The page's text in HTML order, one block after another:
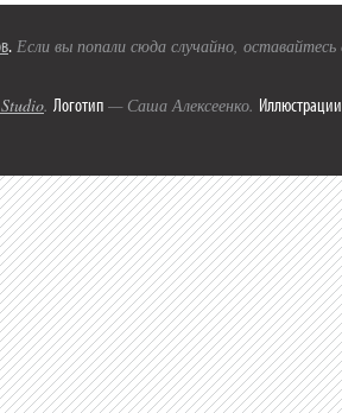
. Если вы попали сюда случайно,
. Логотип — Саша Алексеенко. Иллюстрации